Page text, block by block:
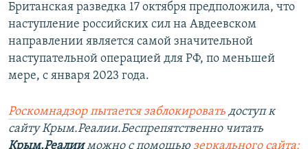
Британская разведка 17 октября предположила, что
наступление российских сил на Авдеевском
направлении является самой значительной
наступательной операцией для РФ, по меньшей
мере, с января 2023 года.
Роскомнадзор пытается заблокировать доступ к
сайту Крым.Реалии.Беспрепятственно читать
Крым.Реалииможно с помощью зеркального сайта: